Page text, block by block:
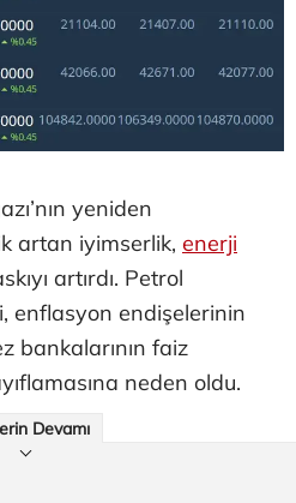
yeniden
artan iyimserlik, enerji
artırdı. Petrol
enflasyon endişelerinin
bankalarının faiz
neden oldu.
Devamı